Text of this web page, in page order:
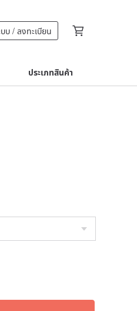
บบ / ลงทะเบียน
ประเภทสินค้า